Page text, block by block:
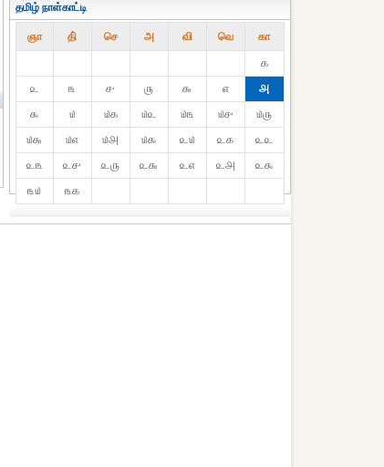
தமிழ் நாள்காட்டி
ஞா தி் செ அ வி வெ கா
௧
௨
௩ ௪ ௫ ௬ ௭
௮
௯
௰ ௰௧ ௰௨ ௰௩ ௰௪
௰௫
௰௬
௰௭ ௰௮ ௰௯ ௨௰ ௨௧
௨௨
௨௩
௨௪ ௨௫ ௨௬ ௨௭ ௨௮
௨௯
௩௰
௩௧